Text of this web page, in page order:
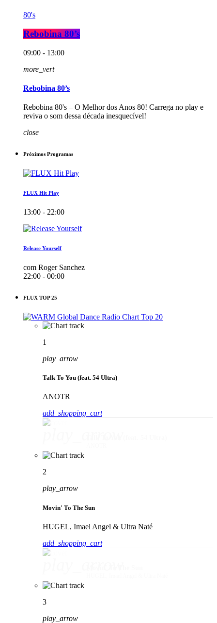
80's
Rebobina 80’s
09:00 - 13:00
more_vert
Rebobina 80’s
Rebobina 80's – O Melhor dos Anos 80! Carrega no play e
reviva o som dessa década inesquecível!
close
Próximos Programas
FLUX Hit Play
13:00 - 22:00
Release Yourself
com Roger Sanchez
22:00 - 00:00
FLUX TOP 25
1
play_arrow
Talk To You (feat. 54 Ultra)
ANOTR
add_shopping_cart
2
play_arrow
Movin' To The Sun
HUGEL, Imael Angel & Ultra Naté
add_shopping_cart
3
play_arrow